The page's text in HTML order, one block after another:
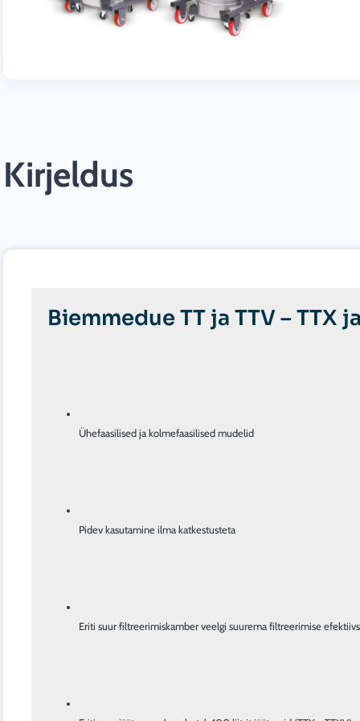
Kirjeldus
Biemmedue TT ja TTV –
Ühefaasilised ja kolmefaasilised mudelid
Pidev kasutamine ilma katkestusteta
Eriti suur filtreerimiskamber veelgi suurema filtreerimise